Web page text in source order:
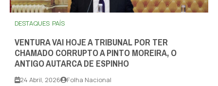
DESTAQUES PAÍS
VENTURA VAI HOJE A TRIBUNAL POR TER
CHAMADO CORRUPTO A PINTO MOREIRA, O
ANTIGO AUTARCA DE ESPINHO
24 Abril, 2026 Folha Nacional